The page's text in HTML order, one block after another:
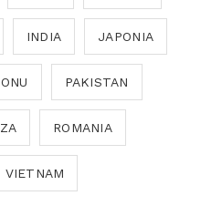
INDIA JAPONIA
ONU PAKISTAN
ROMANIA
VIETNAM